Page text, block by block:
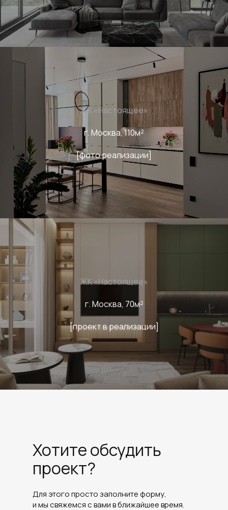
ЖК «Настоящее»
г. Москва, 110м²
[фото реализации]
ЖК «Настоящее»
г. Москва, 70м²
[проект в реализации]
Хотите обсудить
проект?
Для этого просто заполните форму,
и мы свяжемся с вами в ближайшее время.